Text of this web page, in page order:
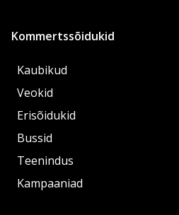
Kommertssõidukid
Kaubikud
Veokid
Erisõidukid
Bussid
Teenindus
Kampaaniad